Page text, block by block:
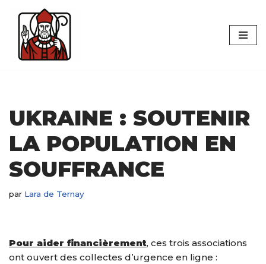
Aller
contenu
UKRAINE : SOUTENIR
LA POPULATION EN
SOUFFRANCE
par Lara de Ternay
Pour aider financièrement, ces trois associations
ont ouvert des collectes d’urgence en ligne :